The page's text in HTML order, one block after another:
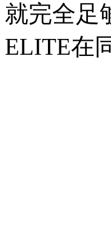
就完全足
ELITE在